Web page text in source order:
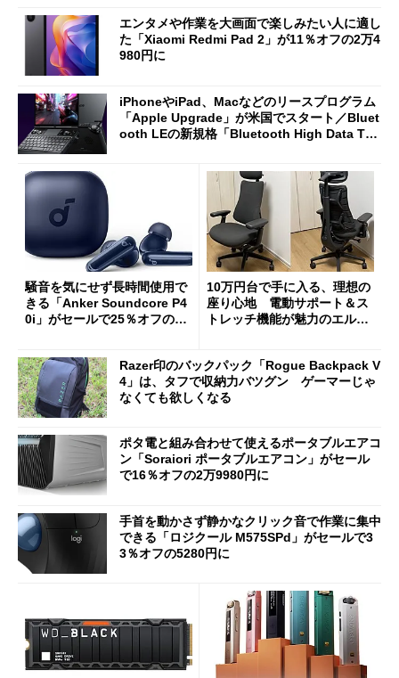
エンタメや作業を大画面で楽しみたい人に適し
た「Xiaomi Redmi Pad 2」が11％オフの2万4
980円に
iPhoneやiPad、Macなどのリースプログラム
「Apple Upgrade」が米国でスタート／Bluet
ooth LEの新規格「Bluetooth High Data Thr
騒音を気にせず長時間使用で
きる「Anker Soundcore P4
0i」がセールで25％オフの59
10万円台で手に入る、理想の
座り心地 電動サポート＆ス
トレッチ機能が魅力のエルゴ
Razer印のバックパック「Rogue Backpack V
4」は、タフで収納力バツグン ゲーマーじゃ
なくても欲しくなる
ポタ電と組み合わせて使えるポータブルエアコ
ン「Soraiori ポータブルエアコン」がセール
で16％オフの2万9980円に
手首を動かさず静かなクリック音で作業に集中
できる「ロジクール M575SPd」がセールで3
3％オフの5280円に